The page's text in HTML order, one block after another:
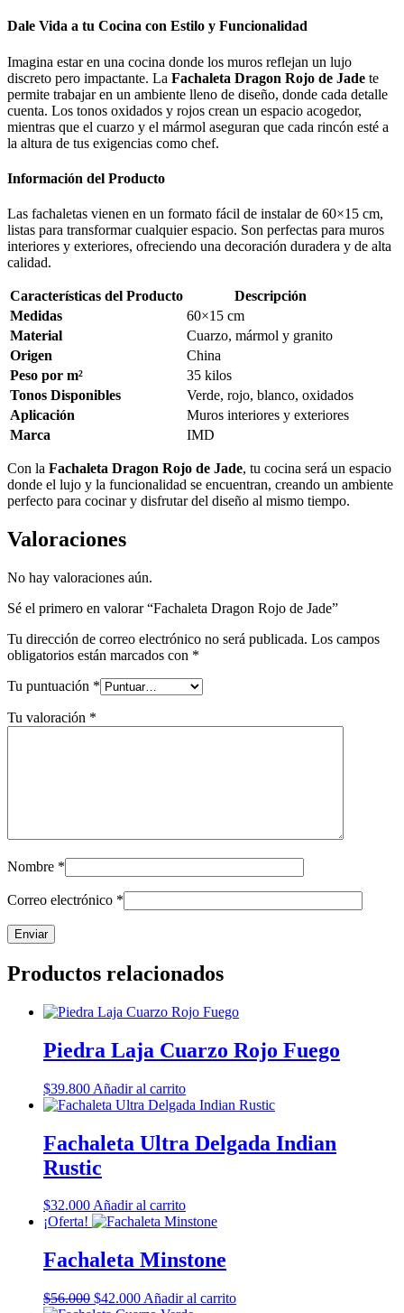
Dale Vida a tu Cocina con Estilo y Funcionalidad
Imagina estar en una cocina donde los muros reflejan un lujo
discreto pero impactante. La Fachaleta Dragon Rojo de Jade te
permite trabajar en un ambiente lleno de diseño, donde cada detalle
cuenta. Los tonos oxidados y rojos crean un espacio acogedor,
mientras que el cuarzo y el mármol aseguran que cada rincón esté a
la altura de tus exigencias como chef.
Información del Producto
Las fachaletas vienen en un formato fácil de instalar de 60×15 cm,
listas para transformar cualquier espacio. Son perfectas para muros
interiores y exteriores, ofreciendo una decoración duradera y de alta
calidad.
Características del Producto
Descripción
Medidas
60×15 cm
Material
Cuarzo, mármol y granito
Origen
China
Peso por m²
35 kilos
Tonos Disponibles
Verde, rojo, blanco, oxidados
Aplicación
Muros interiores y exteriores
Marca
IMD
Con la Fachaleta Dragon Rojo de Jade, tu cocina será un espacio
donde el lujo y la funcionalidad se encuentran, creando un ambiente
perfecto para cocinar y disfrutar del diseño al mismo tiempo.
Valoraciones
No hay valoraciones aún.
Sé el primero en valorar “Fachaleta Dragon Rojo de Jade”
Tu dirección de correo electrónico no será publicada. Los campos
obligatorios están marcados con *
Tu puntuación *
Tu valoración *
Nombre *
Correo electrónico *
Productos relacionados
Piedra Laja Cuarzo Rojo Fuego
$39.800 Añadir al carrito
Fachaleta Ultra Delgada Indian
Rustic
$32.000Añadir al carrito
¡Oferta!
Fachaleta Minstone
$56.000 El
$42.000ElAñadir al carrito